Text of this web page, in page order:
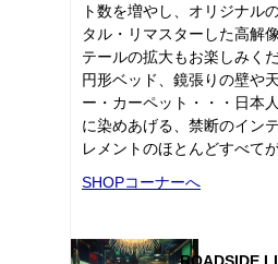
ト数を増やし、オリジナル
タル・リマスターした高解
テールの拡大もお楽しみくだ
円形ベッド、鏡張りの壁や
ー・カーペット・・・日本
に染めあげる、禁断のイン
レメントのほとんどすべて
SHOPコーナーへ
ROADSIDE